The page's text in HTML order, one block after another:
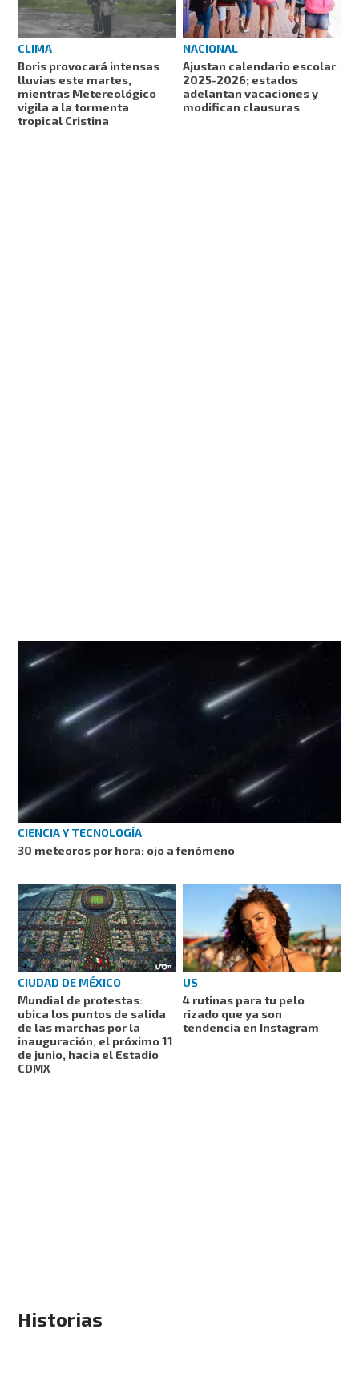
CLIMA
Boris provocará intensas
lluvias este martes,
mientras Metereológico
vigila a la tormenta
tropical Cristina
NACIONAL
Ajustan calendario escolar
2025-2026; estados
adelantan vacaciones y
modifican clausuras
CIENCIA Y TECNOLOGÍA
30 meteoros por hora: ojo a fenómeno
CIUDAD DE MÉXICO
Mundial de protestas:
ubica los puntos de salida
de las marchas por la
inauguración, el próximo 11
de junio, hacia el Estadio
CDMX
US
4 rutinas para tu pelo
rizado que ya son
tendencia en Instagram
Historias